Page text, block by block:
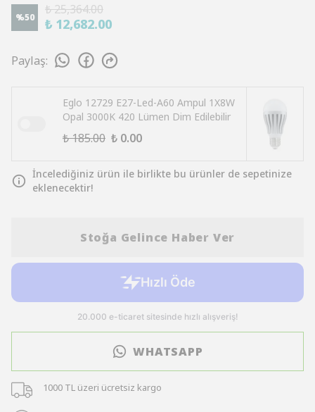
%50
₺ 25,364.00
₺ 12,682.00
Paylaş:
Eglo 12729 E27-Led-A60 Ampul 1X8W
Opal 3000K 420 Lümen Dim Edilebilir
₺ 185.00 ₺ 0.00
İncelediğiniz ürün ile birlikte bu ürünler de sepetinize
eklenecektir!
Stoğa Gelince Haber Ver
WHATSAPP
1000 TL üzeri ücretsiz kargo